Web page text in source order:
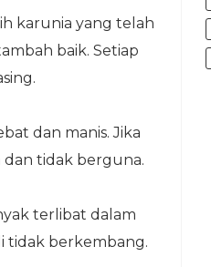
karunia yang telah
baik. Setiap
dan manis. Jika
tidak berguna.
terlibat dalam
tidak berkembang.